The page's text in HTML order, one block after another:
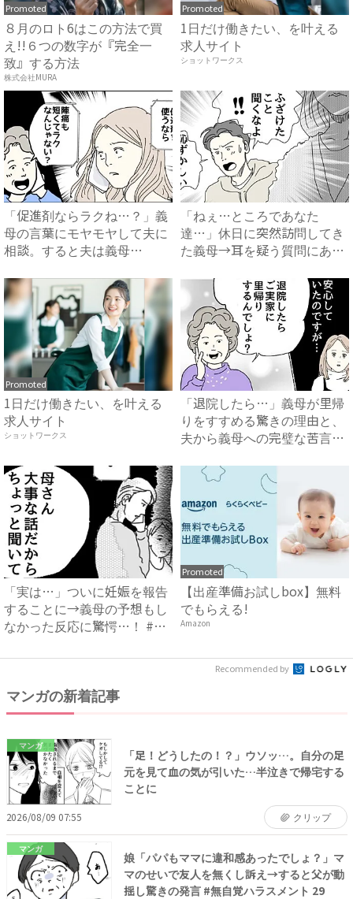
Promoted
８月のロト6はこの方法で買
え!!６つの数字が『完全一
致』する方法
株式会社MURA
Promoted
1日だけ働きたい、を叶える
求人サイト
ショットワークス
「促進剤ならラクね…？」義
母の言葉にモヤモヤして夫に
相談。すると夫は義母
「ねぇ…ところであなた
達…」休日に突然訪問してき
た義母→耳を疑う質問にあ
Promoted
1日だけ働きたい、を叶える
求人サイト
ショットワークス
「退院したら…」義母が里帰
りをすすめる驚きの理由と、
夫から義母への完璧な苦言
「実は…」ついに妊娠を報告
することに→義母の予想もし
なかった反応に驚愕…！ #
Promoted
【出産準備お試しbox】無料
でもらえる!
Amazon
Recommended by
マンガの新着記事
マンガ
「足！どうしたの！？」ウソッ…。自分の足
元を見て血の気が引いた…半泣きで帰宅する
ことに
2026/08/09 07:55 クリップ
マンガ
娘「パパもママに違和感あったでしょ？」マ
マのせいで友人を無くし訴え→すると父が動
揺し驚きの発言 #無自覚ハラスメント 29